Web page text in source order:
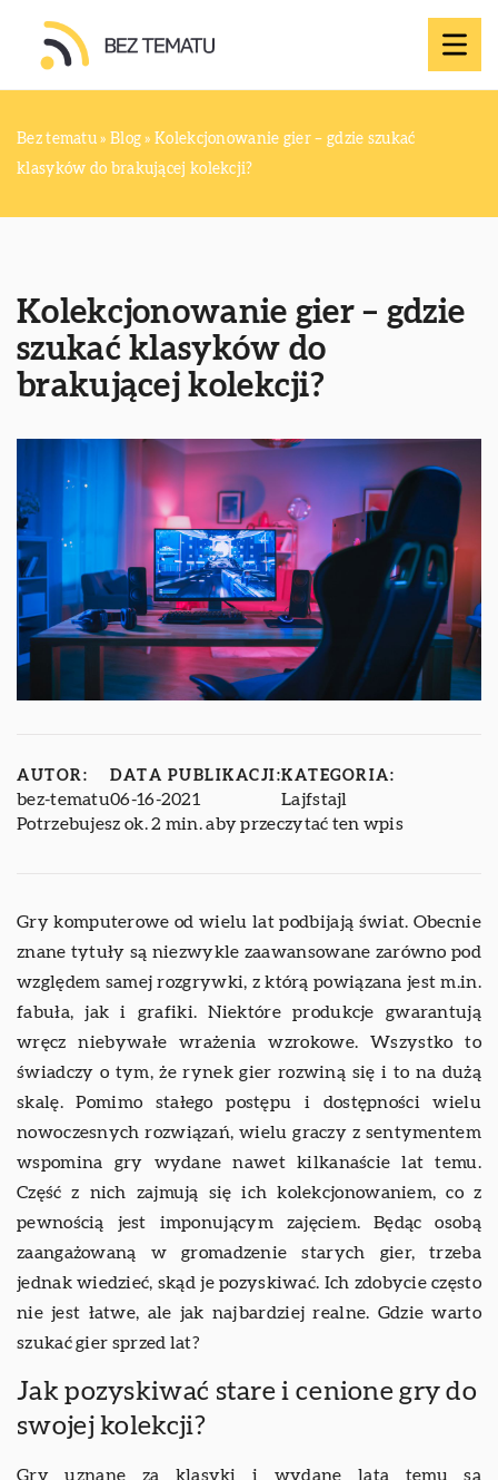
Bez tematu » Blog »Kolekcjonowanie gier – gdzie szukać
klasyków do brakującej kolekcji?
Kolekcjonowanie gier – gdzie
szukać klasyków do
brakującej kolekcji?
AUTOR:
bez-tematu
DATA PUBLIKACJI:
06-16-2021
KATEGORIA:
Lajfstajl
Potrzebujesz ok. 2 min. aby przeczytać ten wpis
Gry komputerowe od wielu lat podbijają świat. Obecnie
znane tytuły są niezwykle zaawansowane zarówno pod
względem samej rozgrywki, z którą powiązana jest m.in.
fabuła, jak i grafiki. Niektóre produkcje gwarantują
wręcz niebywałe wrażenia wzrokowe. Wszystko to
świadczy o tym, że rynek gier rozwiną się i to na dużą
skalę. Pomimo stałego postępu i dostępności wielu
nowoczesnych rozwiązań, wielu graczy z sentymentem
wspomina gry wydane nawet kilkanaście lat temu.
Część z nich zajmują się ich kolekcjonowaniem, co z
pewnością jest imponującym zajęciem. Będąc osobą
zaangażowaną w gromadzenie starych gier, trzeba
jednak wiedzieć, skąd je pozyskiwać. Ich zdobycie często
nie jest łatwe, ale jak najbardziej realne. Gdzie warto
szukać gier sprzed lat?
Jak pozyskiwać stare i cenione gry do
swojej kolekcji?
Gry uznane za klasyki i wydane lata temu są